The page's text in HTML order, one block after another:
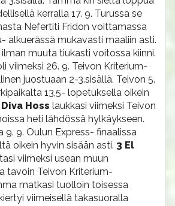
kerralla 17. 9. Turussa se
Nefertiti Fridon voittamassa
alkuerässä mukavasti maaliin asti.
muuta tiukasti voitossa kiinni.
viimeksi 26. 9. Teivon Kriterium-
juostuaan 2-3.sisällä. Teivon 5.
13,5- lopetuksella oikein
Diva Hoss laukkasi viimeksi Teivon
heti lähdössä hylkäykseen.
9. 9. Oulun Express- finaalissa
oikein hyvin sisään asti. 3 El
viimeksi usean muun
tavoin Teivon Kriterium-
matkasi tuolloin toisessa
viimeisellä takasuoralla